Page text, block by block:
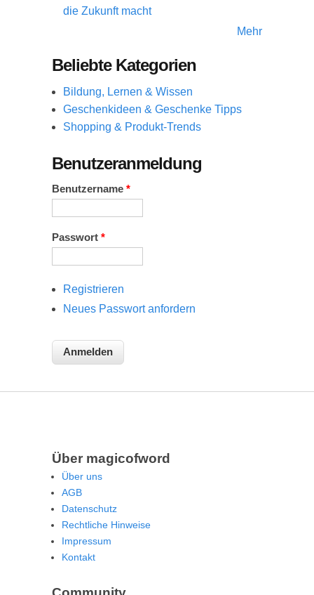
die Zukunft macht
Mehr
Beliebte Kategorien
Bildung, Lernen & Wissen
Geschenkideen & Geschenke Tipps
Shopping & Produkt-Trends
Benutzeranmeldung
Benutzername *
Passwort *
Registrieren
Neues Passwort anfordern
Über magicofword
Über uns
AGB
Datenschutz
Rechtliche Hinweise
Impressum
Kontakt